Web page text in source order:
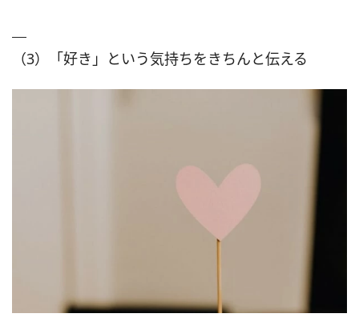
（3）「好き」という気持ちをきちんと伝える